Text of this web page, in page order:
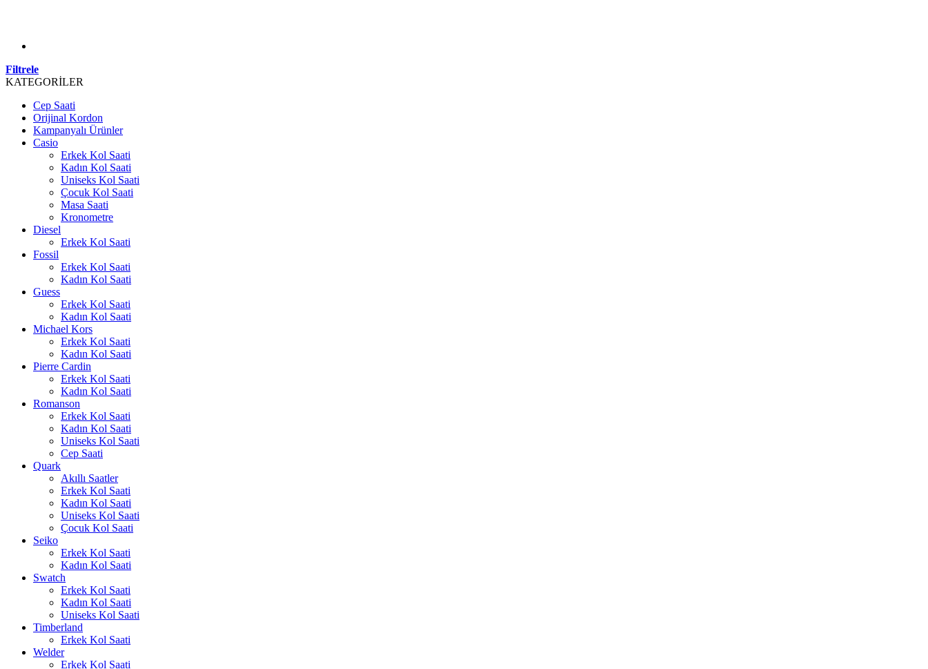
Filtrele
KATEGORİLER
Cep Saati
Orijinal Kordon
Kampanyalı Ürünler
Casio
Erkek Kol Saati
Kadın Kol Saati
Uniseks Kol Saati
Çocuk Kol Saati
Masa Saati
Kronometre
Diesel
Erkek Kol Saati
Fossil
Erkek Kol Saati
Kadın Kol Saati
Guess
Erkek Kol Saati
Kadın Kol Saati
Michael Kors
Erkek Kol Saati
Kadın Kol Saati
Pierre Cardin
Erkek Kol Saati
Kadın Kol Saati
Romanson
Erkek Kol Saati
Kadın Kol Saati
Uniseks Kol Saati
Cep Saati
Quark
Akıllı Saatler
Erkek Kol Saati
Kadın Kol Saati
Uniseks Kol Saati
Çocuk Kol Saati
Seiko
Erkek Kol Saati
Kadın Kol Saati
Swatch
Erkek Kol Saati
Kadın Kol Saati
Uniseks Kol Saati
Timberland
Erkek Kol Saati
Welder
Erkek Kol Saati